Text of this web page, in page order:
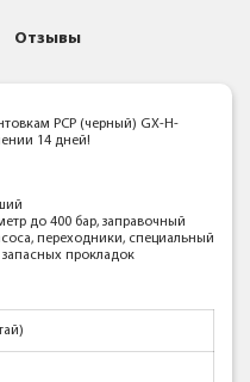
Отзывы
PCP (черный) GX-H-
14 дней!
до 400 бар, заправочный
переходники, специальный
прокладок